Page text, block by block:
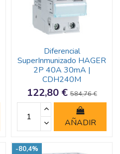
Diferencial
SuperInmunizado HAGER
2P 40A 30mA |
CDH240M
122,80 €584,76 €
AÑADIR
-80,4%